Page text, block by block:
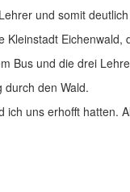
und somit
Bus und die drei
durch den Wald.
uns erhofft hatten.